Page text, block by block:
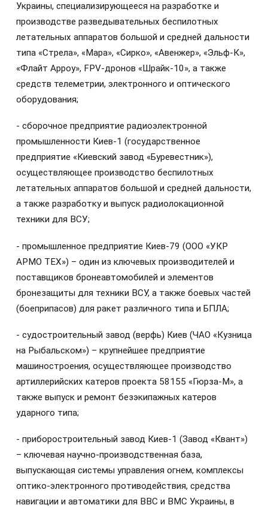
Украины, специализирующееся на разработке и
производстве разведывательных беспилотных
летательных аппаратов большой и средней дальности
типа «Стрела», «Мара», «Сирко», «Авенжер», «Эльф-К»,
«Флайт Арроу», FPV-дронов «Шрайк-10», а также
средств телеметрии, электронного и оптического
оборудования;
- сборочное предприятие радиоэлектронной
промышленности Киев-1 (государственное
предприятие «Киевский завод «Буревестник»),
осуществляющее производство беспилотных
летательных аппаратов большой и средней дальности,
а также разработку и выпуск радиолокационной
техники для ВСУ;
- промышленное предприятие Киев-79 (ООО «УКР
АРМО ТЕХ») – один из ключевых производителей и
поставщиков бронеавтомобилей и элементов
бронезащиты для техники ВСУ, а также боевых частей
(боеприпасов) для ракет различного типа и БПЛА;
- судостроительный завод (верфь) Киев (ЧАО «Кузница
на Рыбальском») – крупнейшее предприятие
машиностроения, осуществляющее производство
артиллерийских катеров проекта 58155 «Гюрза-М», а
также выпуск и ремонт безэкипажных катеров
ударного типа;
- приборостроительный завод Киев-1 (Завод «Квант»)
– ключевая научно-производственная база,
выпускающая системы управления огнем, комплексы
оптико-электронного противодействия, средства
навигации и автоматики для ВВС и ВМС Украины, в